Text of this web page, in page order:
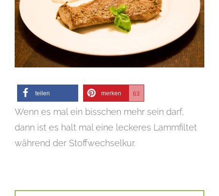
teilen merken 63
Wenn es mal ein bisschen mehr sein darf,
dann ist es halt mal eine leckeres Lammfiltet
während der Stoffwechselkur.